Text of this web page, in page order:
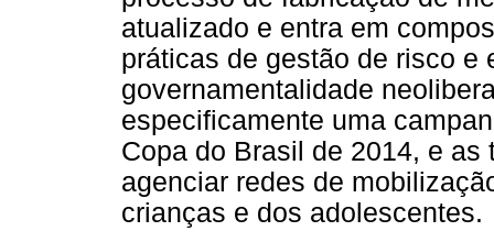
atualizado e entra em
práticas de gestão de risco e
governamentalidade
especificamente uma
Copa do Brasil de 2014, e
agenciar redes de
crianças e dos adolescentes.